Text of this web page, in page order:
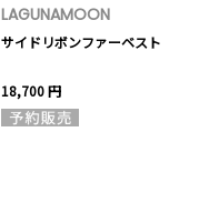
LAGUNAMOON
サイドリボンファーベスト
18,700 円